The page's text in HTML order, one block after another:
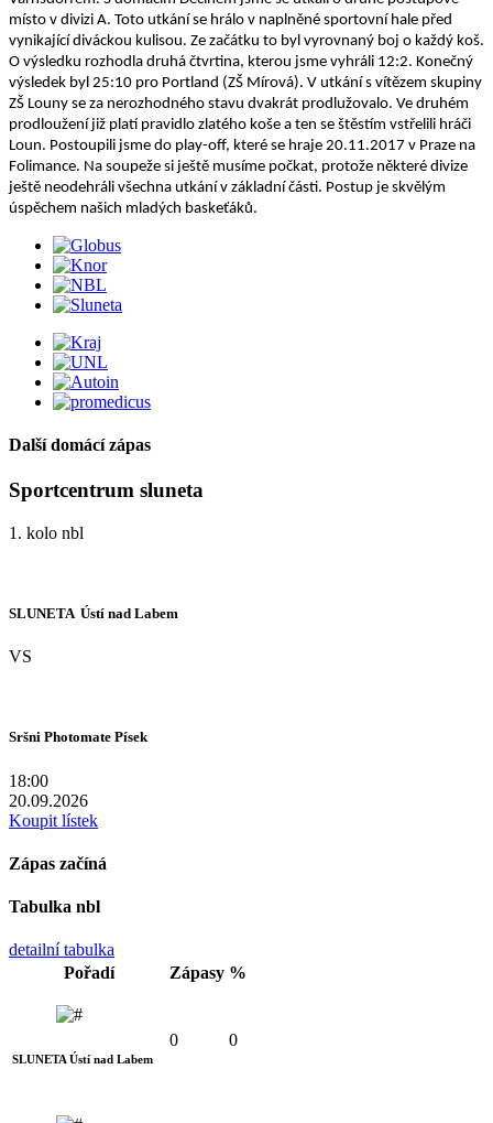
místo v divizi A. Toto utkání se hrálo v naplněné sportovní hale před
vynikající diváckou kulisou. Ze začátku to byl vyrovnaný boj o každý koš.
O výsledku rozhodla druhá čtvrtina, kterou jsme vyhráli 12:2. Konečný
výsledek byl 25:10 pro Portland (ZŠ Mírová). V utkání s vítězem skupiny
ZŠ Louny se za nerozhodného stavu dvakrát prodlužovalo. Ve druhém
prodloužení již platí pravidlo zlatého koše a ten se štěstím vstřelili hráči
Loun. Postoupili jsme do play-off, které se hraje 20.11.2017 v Praze na
Folimance. Na soupeže si ještě musíme počkat, protože některé divize
ještě neodehráli všechna utkání v základní části. Postup je skvělým
úspěchem našich mladých baskeťáků.
Další domácí zápas
Sportcentrum sluneta
1. kolo nbl
SLUNETA  Ústí nad Labem
VS
Sršni Photomate Písek
18:00
20.09.2026
Koupit lístek
Zápas začíná
Tabulka nbl
detailní tabulka
Pořadí
Zápasy %
SLUNETA Ústí nad Labem
0 0